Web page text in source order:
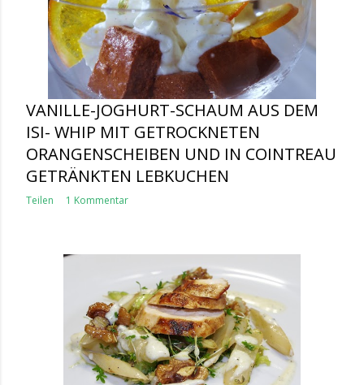
VANILLE-JOGHURT-SCHAUM AUS DEM
ISI- WHIP MIT GETROCKNETEN
ORANGENSCHEIBEN UND IN COINTREAU
GETRÄNKTEN LEBKUCHEN
Teilen 1 Kommentar